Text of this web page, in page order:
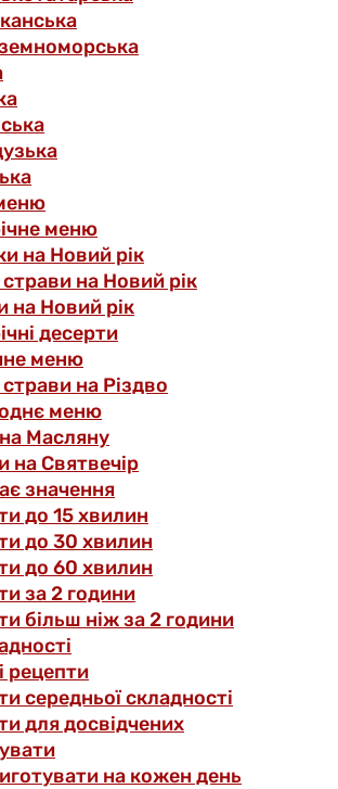
меню
на Новий рік
страви на Новий рік
на Новий рік
десерти
меню
страви на Різдво
меню
Масляну
на Святвечір
значення
до 15 хвилин
до 30 хвилин
до 60 хвилин
за 2 години
більш ніж за 2 години
рецепти
середньої складності
для досвідчених
на кожен день